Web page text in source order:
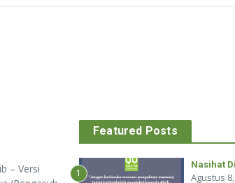
– Versi
Featured Posts
1
Nasihat
Agustus